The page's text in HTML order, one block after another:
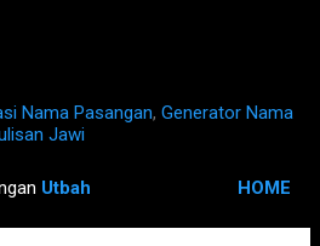
Nama Pasangan, Generator Nama
Jawi
Utbah HOME